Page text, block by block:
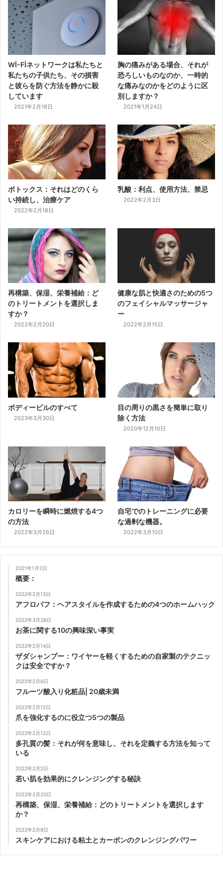
Wİ-Fİネットワークは私たちと
私たちの子供たち、その損害
と彼らを防ぐ方法を静かに殺
しています
2021年2月16日
胸の痛みがある場合、それが
恐ろしいものなのか、一時的
な痛みなのかをどのように区
別しますか？
2021年1月24日
ボトックス：それはどのくら
い持続し、治療ケア
2022年2月18日
乳酸：利点、使用方法、禁忌
2022年2月3日
再構築、保湿、栄養補給：ど
のトリートメントを選択しま
すか？
2022年2月20日
健康な肌と快適さのための5つ
のフェイシャルマッサージャ
ー
2022年2月15日
ボディービルのすべて
2023年3月30日
目の周りの黒さを簡単に取り
除く方法
2020年12月10日
カロリーを瞬時に燃焼する4つ
の方法
2022年3月26日
自宅でのトレーニングに必要
な過剰な機器。
2022年3月10日
2021年1月2日
概要：
2022年2月13日
アフロパフ：ヘアスタイルを作成するための4つのホームハック
2022年3月28日
お茶に関する10の興味深い事実
2022年2月14日
ザダシャンプー：ワイヤーを軽くするための自家製のテクニッ
クは安全ですか？
2022年2月6日
フルーツ酸入り化粧品| 20歳未満
2022年2月12日
爪を強化するのに役立つ5つの製品
2022年2月12日
多孔質の髪：それが何を意味し、それを定義する方法を知って
いる
2022年2月2日
若い肌を効果的にクレンジングする秘訣
2022年2月20日
再構築、保湿、栄養補給：どのトリートメントを選択します
か？
2022年2月8日
スキンケアにおける粘土とカーボンのクレンジングパワー